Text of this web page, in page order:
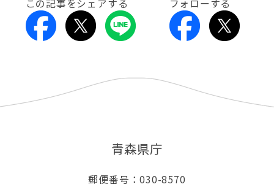
この記事をシェアする フォローする
青森県庁
郵便番号：030-8570